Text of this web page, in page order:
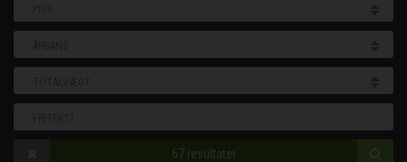
67 resultater